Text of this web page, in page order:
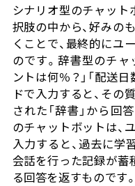
シナリオ型のチャット
択肢の中から、好みの
くことで、最終的にユ
のです。辞書型のチャ
ントは何％？」「配送
ドで入力すると、その
された「辞書」から回
のチャットボットは、
入力すると、過去に学
会話を行った記録が蓄
る回答を返すものです。